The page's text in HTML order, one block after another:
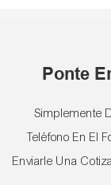
Ponte
Simplemente
Teléfono En El
Enviarle Una